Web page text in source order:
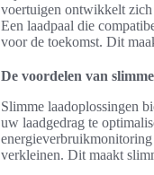
voertuigen ontwikkelt zich
Een laadpaal die
voor de toekomst. Dit
De voordelen van
Slimme laadoplossingen
uw laadgedrag te
verkleinen. Dit maakt